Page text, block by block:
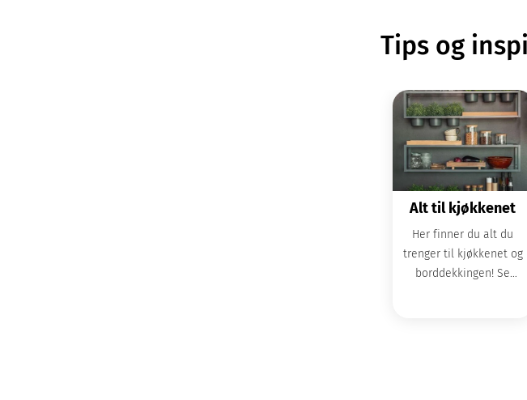
Tips og
Alt til kjøkkenet
Her finner du alt du
trenger til kjøkkenet og
borddekkingen! Se